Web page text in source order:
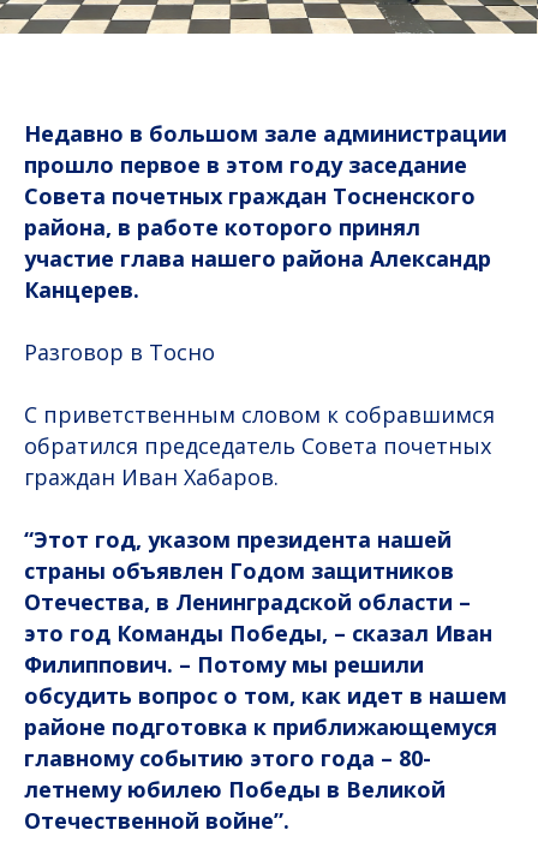
Недавно в большом зале администрации
прошло первое в этом году заседание
Совета почетных граждан Тосненского
района, в работе которого принял
участие глава нашего района Александр
Канцерев.
Разговор в Тосно
С приветственным словом к собравшимся
обратился председатель Совета почетных
граждан Иван Хабаров.
“Этот год, указом президента нашей
страны объявлен Годом защитников
Отечества, в Ленинградской области –
это год Команды Победы, – сказал Иван
Филиппович. – Потому мы решили
обсудить вопрос о том, как идет в нашем
районе подготовка к приближающемуся
главному событию этого года – 80-
летнему юбилею Победы в Великой
Отечественной войне”.